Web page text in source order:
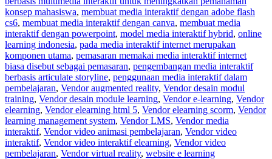
konsep mahasiswa, membuat media interaktif dengan adobe flash
cs6, membuat media interaktif dengan canva, membuat media
interaktif dengan powerpoint, model media interaktif hybrid, online
learning indonesia, pada media interaktif internet merupakan
komponen utama, pemasaran memakai media interaktif internet
biasa disebut sebagai pemasaran, pengembangan media interaktif
berbasis articulate storyline, penggunaan media interaktif dalam
pembelajaran, Vendor augmented reality, Vendor desain modul
training, Vendor desain module learning, Vendor e-learning, Vendor
elearning, Vendor elearning html 5, Vendor elearning scorm, Vendor
learning management system, Vendor LMS, Vendor media
interaktif, Vendor video animasi pembelajaran, Vendor video
interaktif, Vendor video interaktif elearning, Vendor video
pembelajaran, Vendor virtual reality, website e learning